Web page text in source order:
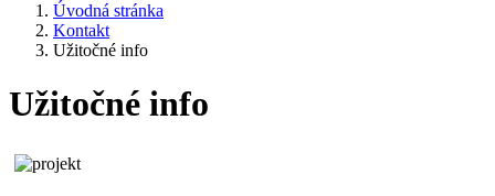
Úvodná stránka
Kontakt
Užitočné info
Užitočné info